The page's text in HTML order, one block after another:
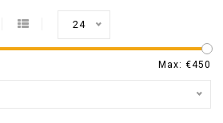
24
Max: €450